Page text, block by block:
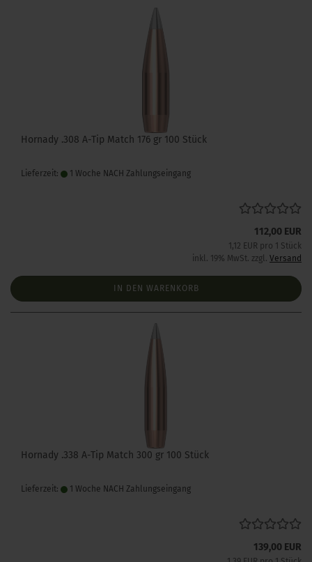
Hornady .308 A-Tip Match 176 gr 100 Stück
Lieferzeit: 1 Woche NACH Zahlungseingang
112,00 EUR
1,12 EUR pro 1 Stück
inkl. 19% MwSt. zzgl. Versand
IN DEN WARENKORB
Hornady .338 A-Tip Match 300 gr 100 Stück
Lieferzeit: 1 Woche NACH Zahlungseingang
139,00 EUR